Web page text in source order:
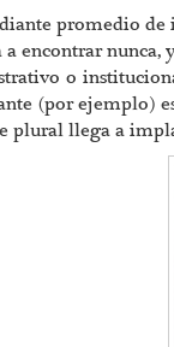
promedio
encontrar nunca,
o
(por ejemplo)
plural llega a